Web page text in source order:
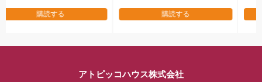
購読する 購読する
アトピッコハウス株式会社